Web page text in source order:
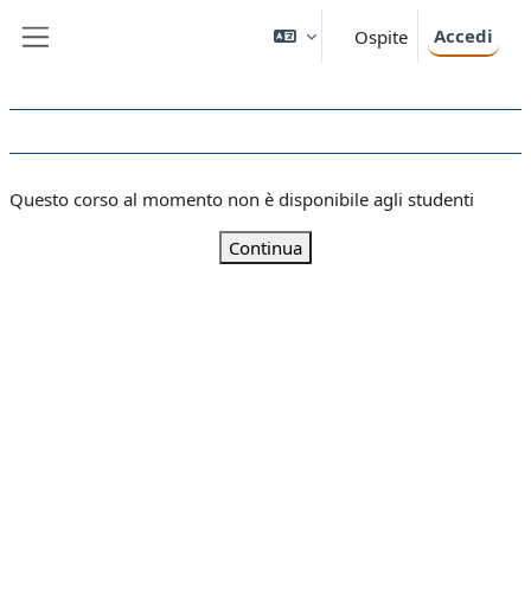
Ospite Accedi
Questo corso al momento non è disponibile agli studenti
Continua